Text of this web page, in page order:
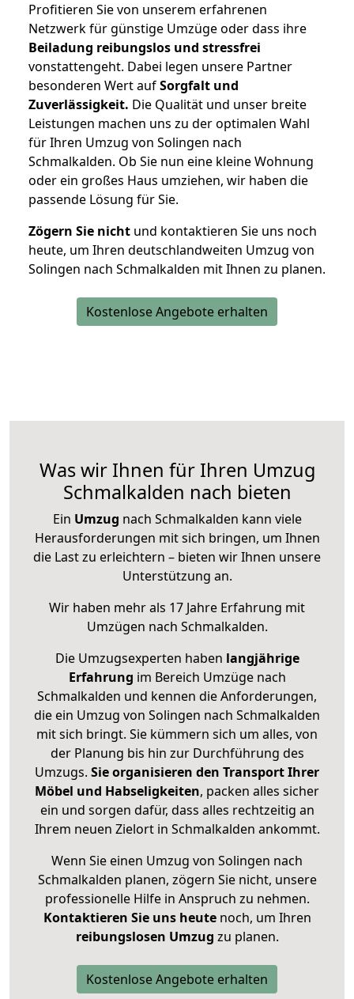
Profitieren Sie von unserem erfahrenen
Netzwerk für günstige Umzüge oder dass ihre
Beiladung reibungslos und stressfrei
vonstattengeht. Dabei legen unsere Partner
besonderen Wert aufSorgfalt und
Zuverlässigkeit. Die Qualität und unser breite
Leistungen machen uns zu der optimalen Wahl
für Ihren Umzug von Solingen nach
Schmalkalden. Ob Sie nun eine kleine Wohnung
oder ein großes Haus umziehen, wir haben die
passende Lösung für Sie.
Zögern Sie nicht und kontaktieren Sie uns noch
heute, um Ihren deutschlandweiten Umzug von
Solingen nach Schmalkalden mit Ihnen zu planen.
Kostenlose Angebote erhalten
Was wir Ihnen für Ihren Umzug
Schmalkalden nach bieten
Ein Umzug nach Schmalkalden kann viele
Herausforderungen mit sich bringen, um Ihnen
die Last zu erleichtern – bieten wir Ihnen unsere
Unterstützung an.
Wir haben mehr als 17 Jahre Erfahrung mit
Umzügen nach Schmalkalden.
Die Umzugsexperten haben langjährige
Erfahrung im Bereich Umzüge nach
Schmalkalden und kennen die Anforderungen,
die ein Umzug von Solingen nach Schmalkalden
mit sich bringt. Sie kümmern sich um alles, von
der Planung bis hin zur Durchführung des
Umzugs. Sie organisieren den Transport Ihrer
Möbel und Habseligkeiten, packen alles sicher
ein und sorgen dafür, dass alles rechtzeitig an
Ihrem neuen Zielort in Schmalkalden ankommt.
Wenn Sie einen Umzug von Solingen nach
Schmalkalden planen, zögern Sie nicht, unsere
professionelle Hilfe in Anspruch zu nehmen.
Kontaktieren Sie uns heutenoch, um Ihren
reibungslosen Umzug zu planen.
Kostenlose Angebote erhalten